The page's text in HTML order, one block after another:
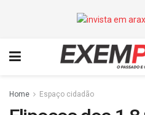
Home Espaço cidadão